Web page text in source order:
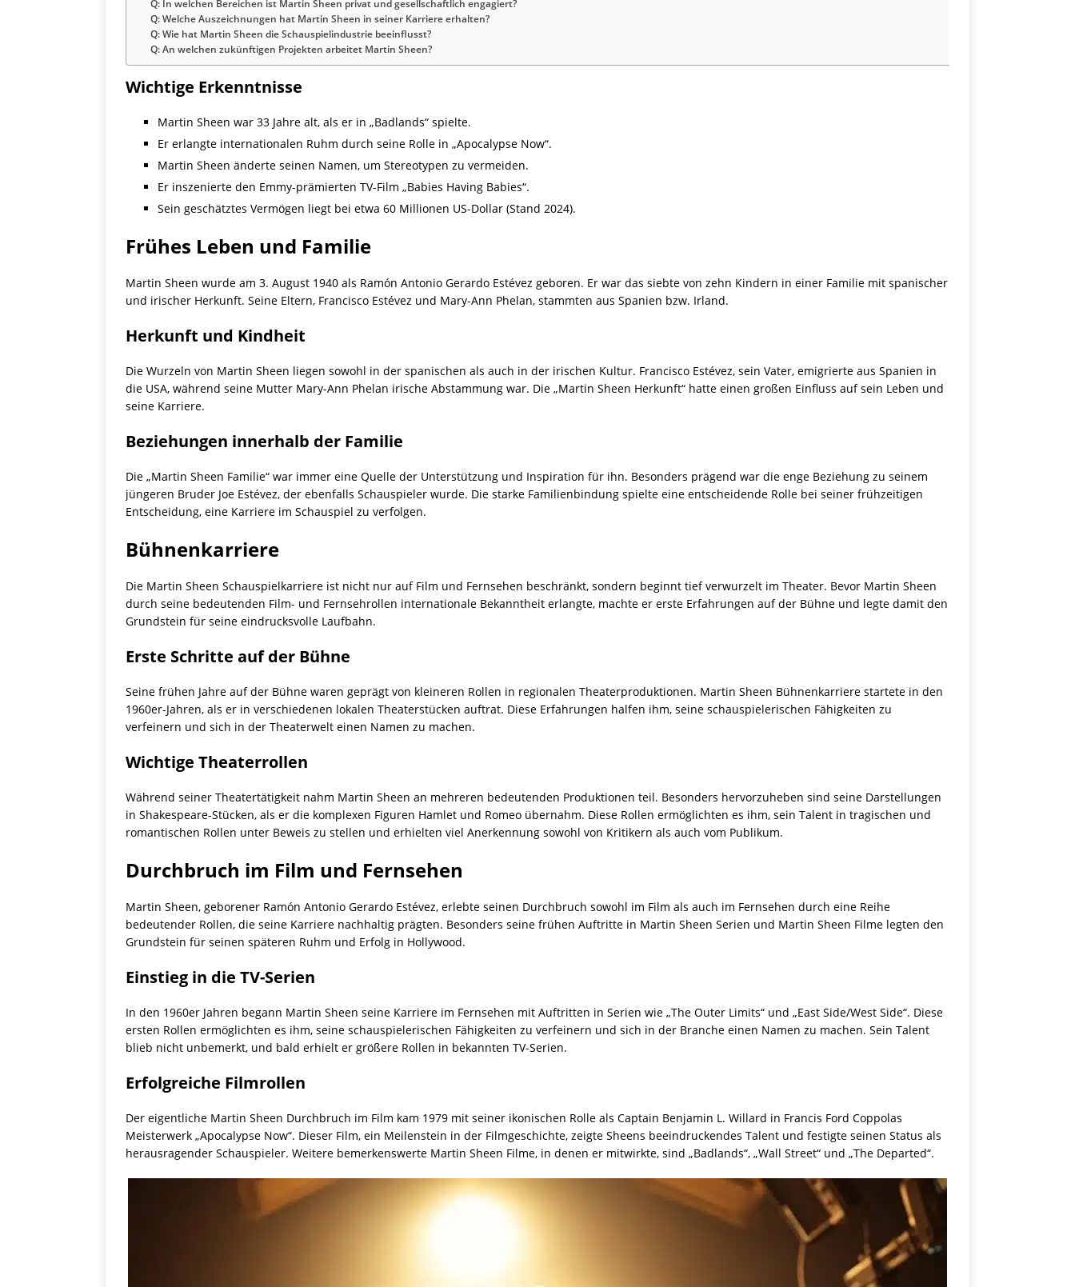
Q: In welchen Bereichen ist Martin Sheen privat und gesellschaftlich engagiert?
Q: Welche Auszeichnungen hat Martin Sheen in seiner Karriere erhalten?
Q: Wie hat Martin Sheen die Schauspielindustrie beeinflusst?
Q: An welchen zukünftigen Projekten arbeitet Martin Sheen?
Wichtige Erkenntnisse
Martin Sheen war 33 Jahre alt, als er in „Badlands“ spielte.
Er erlangte internationalen Ruhm durch seine Rolle in „Apocalypse Now“.
Martin Sheen änderte seinen Namen, um Stereotypen zu vermeiden.
Er inszenierte den Emmy-prämierten TV-Film „Babies Having Babies“.
Sein geschätztes Vermögen liegt bei etwa 60 Millionen US-Dollar (Stand 2024).
Frühes Leben und Familie
Martin Sheen wurde am 3. August 1940 als Ramón Antonio Gerardo Estévez geboren. Er war das siebte von zehn Kindern in einer Familie mit spanischer
und irischer Herkunft. Seine Eltern, Francisco Estévez und Mary-Ann Phelan, stammten aus Spanien bzw. Irland.
Herkunft und Kindheit
Die Wurzeln von Martin Sheen liegen sowohl in der spanischen als auch in der irischen Kultur. Francisco Estévez, sein Vater, emigrierte aus Spanien in
die USA, während seine Mutter Mary-Ann Phelan irische Abstammung war. Die „Martin Sheen Herkunft“ hatte einen großen Einfluss auf sein Leben und
seine Karriere.
Beziehungen innerhalb der Familie
Die „Martin Sheen Familie“ war immer eine Quelle der Unterstützung und Inspiration für ihn. Besonders prägend war die enge Beziehung zu seinem
jüngeren Bruder Joe Estévez, der ebenfalls Schauspieler wurde. Die starke Familienbindung spielte eine entscheidende Rolle bei seiner frühzeitigen
Entscheidung, eine Karriere im Schauspiel zu verfolgen.
Bühnenkarriere
Die Martin Sheen Schauspielkarriere ist nicht nur auf Film und Fernsehen beschränkt, sondern beginnt tief verwurzelt im Theater. Bevor Martin Sheen
durch seine bedeutenden Film- und Fernsehrollen internationale Bekanntheit erlangte, machte er erste Erfahrungen auf der Bühne und legte damit den
Grundstein für seine eindrucksvolle Laufbahn.
Erste Schritte auf der Bühne
Seine frühen Jahre auf der Bühne waren geprägt von kleineren Rollen in regionalen Theaterproduktionen. Martin Sheen Bühnenkarriere startete in den
1960er-Jahren, als er in verschiedenen lokalen Theaterstücken auftrat. Diese Erfahrungen halfen ihm, seine schauspielerischen Fähigkeiten zu
verfeinern und sich in der Theaterwelt einen Namen zu machen.
Wichtige Theaterrollen
Während seiner Theatertätigkeit nahm Martin Sheen an mehreren bedeutenden Produktionen teil. Besonders hervorzuheben sind seine Darstellungen
in Shakespeare-Stücken, als er die komplexen Figuren Hamlet und Romeo übernahm. Diese Rollen ermöglichten es ihm, sein Talent in tragischen und
romantischen Rollen unter Beweis zu stellen und erhielten viel Anerkennung sowohl von Kritikern als auch vom Publikum.
Durchbruch im Film und Fernsehen
Martin Sheen, geborener Ramón Antonio Gerardo Estévez, erlebte seinen Durchbruch sowohl im Film als auch im Fernsehen durch eine Reihe
bedeutender Rollen, die seine Karriere nachhaltig prägten. Besonders seine frühen Auftritte in Martin Sheen Serien und Martin Sheen Filme legten den
Grundstein für seinen späteren Ruhm und Erfolg in Hollywood.
Einstieg in die TV-Serien
In den 1960er Jahren begann Martin Sheen seine Karriere im Fernsehen mit Auftritten in Serien wie „The Outer Limits“ und „East Side/West Side“. Diese
ersten Rollen ermöglichten es ihm, seine schauspielerischen Fähigkeiten zu verfeinern und sich in der Branche einen Namen zu machen. Sein Talent
blieb nicht unbemerkt, und bald erhielt er größere Rollen in bekannten TV-Serien.
Erfolgreiche Filmrollen
Der eigentliche Martin Sheen Durchbruch im Film kam 1979 mit seiner ikonischen Rolle als Captain Benjamin L. Willard in Francis Ford Coppolas
Meisterwerk „Apocalypse Now“. Dieser Film, ein Meilenstein in der Filmgeschichte, zeigte Sheens beeindruckendes Talent und festigte seinen Status als
herausragender Schauspieler. Weitere bemerkenswerte Martin Sheen Filme, in denen er mitwirkte, sind „Badlands“, „Wall Street“ und „The Departed“.